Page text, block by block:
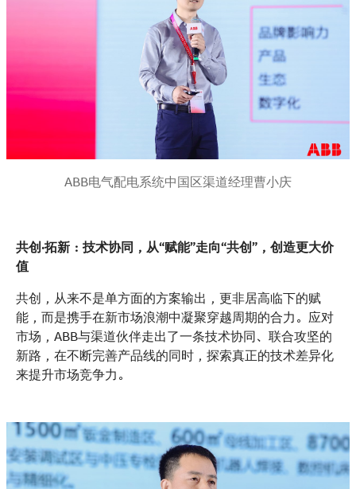
ABB电气配电系统中国区渠道经理曹小庆
共创·拓新：技术协同，从“赋能”走向“共创”，创造更大价
值
共创，从来不是单方面的方案输出，更非居高临下的赋
能，而是携手在新市场浪潮中凝聚穿越周期的合力。应对
市场，ABB与渠道伙伴走出了一条技术协同、联合攻坚的
新路，在不断完善产品线的同时，探索真正的技术差异化
来提升市场竞争力。